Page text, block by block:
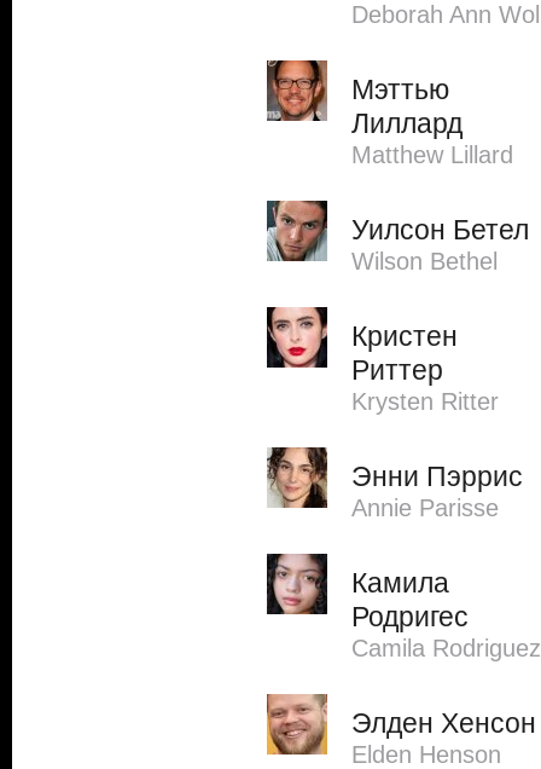
Deborah Ann
Мэттью
Лиллард
Matthew Lillard
Уилсон Бетел
Wilson Bethel
Кристен
Риттер
Krysten Ritter
Энни Пэррис
Annie Parisse
Камила
Родригес
Camila Rodriguez
Элден Хенсон
Elden Henson